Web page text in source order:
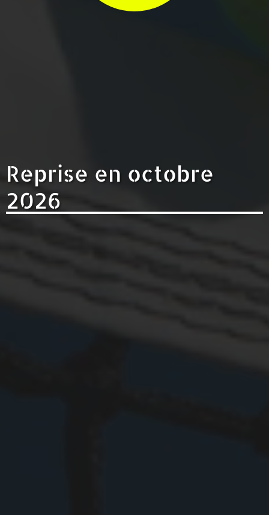
Reprise en octobre
2026